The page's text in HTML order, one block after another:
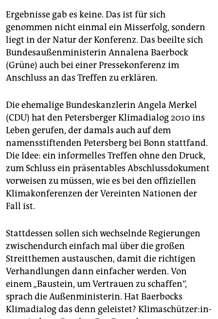
Ergebnisse gab es keine. Das ist für sich
genommen nicht einmal ein Misserfolg, sondern
liegt in der Natur der Konferenz. Das beeilte sich
Bundesaußenministerin Annalena Baerbock
(Grüne) auch bei einer Pressekonferenz im
Anschluss an das Treffen zu erklären.
Die ehemalige Bundeskanzlerin Angela Merkel
(CDU) hat den Petersberger Klimadialog 2010 ins
Leben gerufen, der damals auch auf dem
namensstiftenden Petersberg bei Bonn stattfand.
Die Idee: ein informelles Treffen ohne den Druck,
zum Schluss ein präsentables Abschlussdokument
vorweisen zu müssen, wie es bei den offiziellen
Klimakonferenzen der Vereinten Nationen der
Fall ist.
Stattdessen sollen sich wechselnde Regierungen
zwischendurch einfach mal über die großen
Streitthemen austauschen, damit die richtigen
Verhandlungen dann einfacher werden. Von
einem „Baustein, um Vertrauen zu schaffen“,
sprach die Außenministerin. Hat Baerbocks
Klimadialog das denn geleistet? Kli­ma­schüt­ze­r:in­